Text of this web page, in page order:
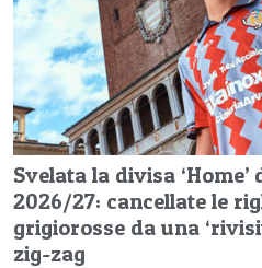
Svelata la divisa ‘Home’
2026/27: cancellate le
grigiorosse da una
zig-zag